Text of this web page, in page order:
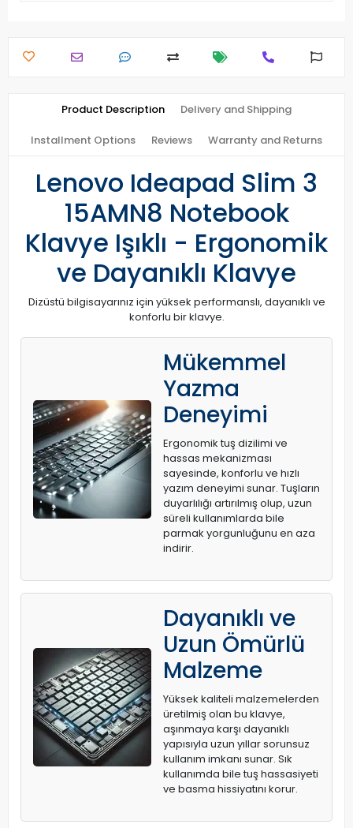
Product Description Delivery and Shipping
Installment Options Reviews Warranty and Returns
Lenovo Ideapad Slim 3
15AMN8 Notebook
Klavye Işıklı - Ergonomik
ve Dayanıklı Klavye
Dizüstü bilgisayarınız için yüksek performanslı, dayanıklı ve
konforlu bir klavye.
Mükemmel
Yazma
Deneyimi
Ergonomik tuş dizilimi ve
hassas mekanizması
sayesinde, konforlu ve hızlı
yazım deneyimi sunar. Tuşların
duyarlılığı artırılmış olup, uzun
süreli kullanımlarda bile
parmak yorgunluğunu en aza
indirir.
Dayanıklı ve
Uzun Ömürlü
Malzeme
Yüksek kaliteli malzemelerden
üretilmiş olan bu klavye,
aşınmaya karşı dayanıklı
yapısıyla uzun yıllar sorunsuz
kullanım imkanı sunar. Sık
kullanımda bile tuş hassasiyeti
ve basma hissiyatını korur.